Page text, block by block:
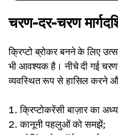
चरण-दर-चरण
क्रिप्टो ब्रोकर बनने के लिए
भी आवश्यक है। नीचे दी गई
व्यवस्थित रूप से हासिल करने
क्रिप्टोकरेंसी बाज़ार का
कानूनी पहलुओं को समझें;